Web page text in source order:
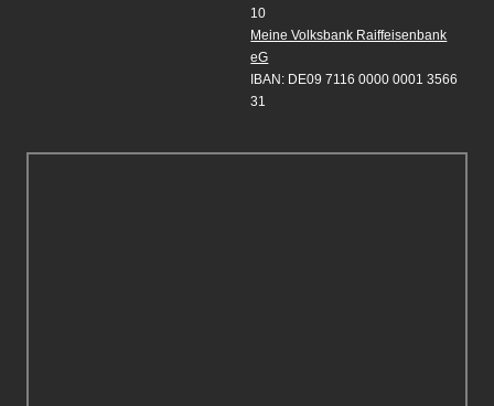
10
Meine Volksbank Raiffeisenbank
eG
IBAN: DE09 7116 0000 0001 3566
31